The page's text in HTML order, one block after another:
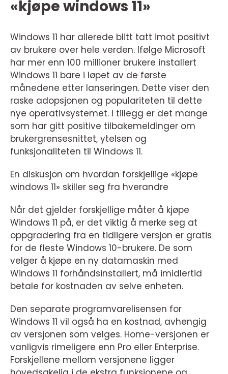
«kjøpe windows 11»
Windows 11 har allerede blitt tatt imot positivt
av brukere over hele verden. Ifølge Microsoft
har mer enn 100 millioner brukere installert
Windows 11 bare i løpet av de første
månedene etter lanseringen. Dette viser den
raske adopsjonen og populariteten til dette
nye operativsystemet. I tillegg er det mange
som har gitt positive tilbakemeldinger om
brukergrensesnittet, ytelsen og
funksjonaliteten til Windows 11.
En diskusjon om hvordan forskjellige «kjøpe
windows 11» skiller seg fra hverandre
Når det gjelder forskjellige måter å kjøpe
Windows 11 på, er det viktig å merke seg at
oppgradering fra en tidligere versjon er gratis
for de fleste Windows 10-brukere. De som
velger å kjøpe en ny datamaskin med
Windows 11 forhåndsinstallert, må imidlertid
betale for kostnaden av selve enheten.
Den separate programvarelisensen for
Windows 11 vil også ha en kostnad, avhengig
av versjonen som velges. Home-versjonen er
vanligvis rimeligere enn Pro eller Enterprise.
Forskjellene mellom versjonene ligger